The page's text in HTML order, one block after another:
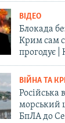
ВІДЕО
Блокада
Крим сам
прогодує |
ВІЙНА ТА
Російська
морський
БпЛА до